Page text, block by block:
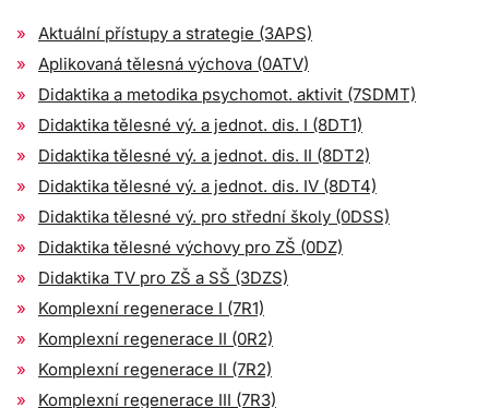
Aktuální přístupy a strategie (3APS)
Aplikovaná tělesná výchova (0ATV)
Didaktika a metodika psychomot. aktivit (7SDMT)
Didaktika tělesné vý. a jednot. dis. I (8DT1)
Didaktika tělesné vý. a jednot. dis. II (8DT2)
Didaktika tělesné vý. a jednot. dis. IV (8DT4)
Didaktika tělesné vý. pro střední školy (0DSS)
Didaktika tělesné výchovy pro ZŠ (0DZ)
Didaktika TV pro ZŠ a SŠ (3DZS)
Komplexní regenerace I (7R1)
Komplexní regenerace II (0R2)
Komplexní regenerace II (7R2)
Komplexní regenerace III (7R3)